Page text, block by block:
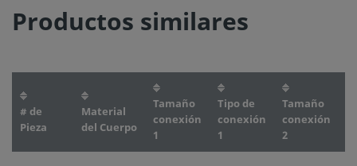
Productos similares
# de
Pieza
Material
del Cuerpo
Tamaño
conexión
1
Tipo de
conexión
1
Tamaño
conexión
2